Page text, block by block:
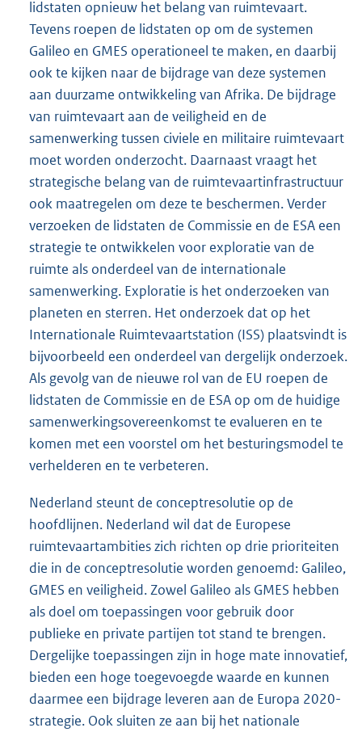
lidstaten opnieuw het belang van ruimtevaart.
Tevens roepen de lidstaten op om de systemen
Galileo en GMES operationeel te maken, en daarbij
ook te kijken naar de bijdrage van deze systemen
aan duurzame ontwikkeling van Afrika. De bijdrage
van ruimtevaart aan de veiligheid en de
samenwerking tussen civiele en militaire ruimtevaart
moet worden onderzocht. Daarnaast vraagt het
strategische belang van de ruimtevaartinfrastructuur
ook maatregelen om deze te beschermen. Verder
verzoeken de lidstaten de Commissie en de ESA een
strategie te ontwikkelen voor exploratie van de
ruimte als onderdeel van de internationale
samenwerking. Exploratie is het onderzoeken van
planeten en sterren. Het onderzoek dat op het
Internationale Ruimtevaartstation (ISS) plaatsvindt is
bijvoorbeeld een onderdeel van dergelijk onderzoek.
Als gevolg van de nieuwe rol van de EU roepen de
lidstaten de Commissie en de ESA op om de huidige
samenwerkingsovereenkomst te evalueren en te
komen met een voorstel om het besturingsmodel te
verhelderen en te verbeteren.
Nederland steunt de conceptresolutie op de
hoofdlijnen. Nederland wil dat de Europese
ruimtevaartambities zich richten op drie prioriteiten
die in de conceptresolutie worden genoemd: Galileo,
GMES en veiligheid. Zowel Galileo als GMES hebben
als doel om toepassingen voor gebruik door
publieke en private partijen tot stand te brengen.
Dergelijke toepassingen zijn in hoge mate innovatief,
bieden een hoge toegevoegde waarde en kunnen
daarmee een bijdrage leveren aan de Europa 2020-
strategie. Ook sluiten ze aan bij het nationale